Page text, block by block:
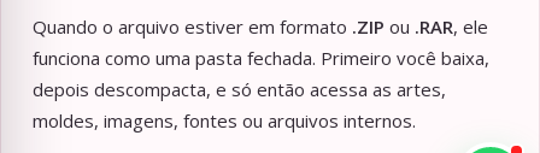
Quando o arquivo estiver em formato .ZIP ou .RAR, ele
funciona como uma pasta fechada. Primeiro você baixa,
depois descompacta, e só então acessa as artes,
moldes, imagens, fontes ou arquivos internos.